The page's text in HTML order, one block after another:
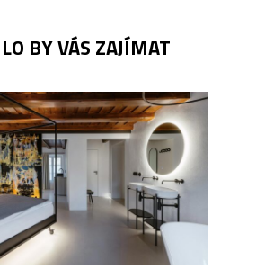
BY VÁS ZAJÍMAT